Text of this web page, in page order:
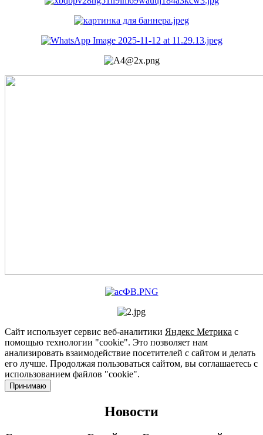
Сайт использует сервис веб-аналитики Яндекс Метрика с
помощью технологии "cookie". Это позволяет нам
анализировать взаимодействие посетителей с сайтом и делать
его лучше. Продолжая пользоваться сайтом, вы соглашаетесь с
использованием файлов "cookie".
Принимаю
Новости